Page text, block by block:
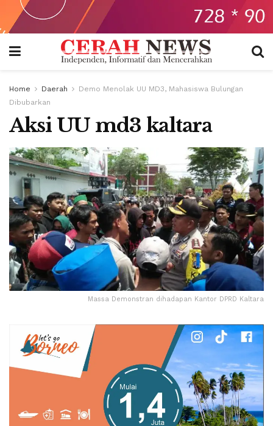
Home Daerah
Demo Menolak UU MD3, Mahasiswa Bulungan
Dibubarkan
Aksi UU md3 kaltara
Massa Demonstran dihadapan Kantor DPRD Kaltara